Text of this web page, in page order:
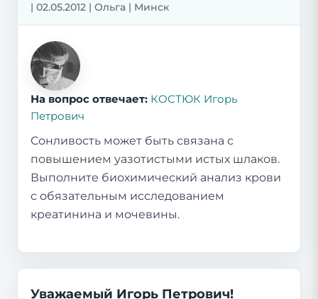
| 02.05.2012 | Ольга | Минск
На вопрос отвечает: КОСТЮК Игорь
Петрович
Сонливость может быть связана с
повышением уазотистыми истых шлаков.
Выполните биохимический анализ крови
с обязательным исследованием
креатинина и мочевины.
Уважаемый Игорь Петрович!